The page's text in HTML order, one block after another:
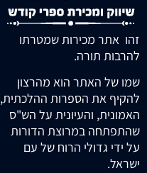
זהו אתר מכירות שמטרתו
להרבות תורה.
שמו של האתר הוא מהרצון
להקיף את הספרות ההלכתית,
האמונית, והעיונית על הש"ס
שהתפתחה במרוצת הדורות
על ידי גדולי הרוח של עם
ישראל.